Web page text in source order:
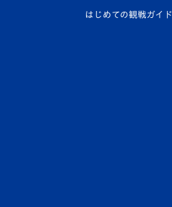
はじめての観戦ガイド